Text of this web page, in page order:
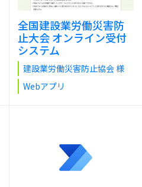
全国建設業労働災害防
止大会 オンライン受付
システム
建設業労働災害防止協会 様
Webアプリ